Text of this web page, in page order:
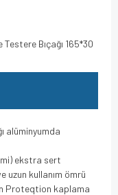
Bıçağı 165*30
alüminyumda
ekstra sert
uzun kullanım ömrü
Proteqtion kaplama